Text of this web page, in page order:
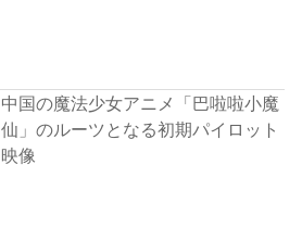
中国の魔法少女アニメ「巴啦啦小魔
仙」のルーツとなる初期パイロット
映像